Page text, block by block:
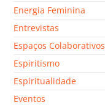
Energia Feminina
Entrevistas
Espaços Colaborativos
Espiritismo
Espiritualidade
Eventos